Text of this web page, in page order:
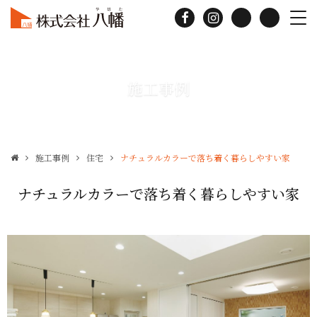
施工事例
施工事例 住宅 ナチュラルカラーで落ち着く暮らしやすい家
ナチュラルカラーで落ち着く暮らしやすい家